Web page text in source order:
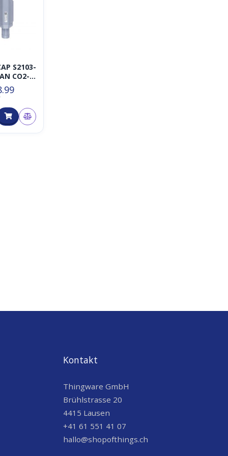
S2103-
CO2-,
Kontakt
Thingware GmbH
Brühlstrasse 20
4415 Lausen
+41 61 551 41 07
hallo@shopofthings.ch